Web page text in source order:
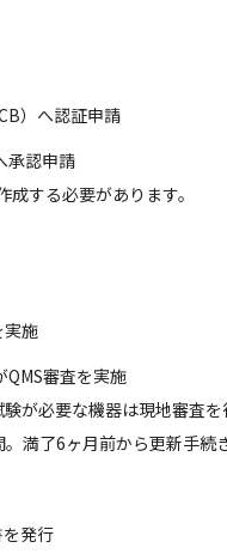
）へ認証申請
承認申請
する必要があります。
実施
審査を実施
が必要な機器は現地審査を
満了6ヶ月前から更新手続
発行